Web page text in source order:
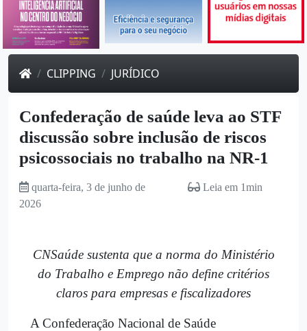
CLIPPING JURÍDICO
Confederação de saúde leva ao STF
discussão sobre inclusão de riscos
psicossociais no trabalho na NR-1
quarta-feira, 3 de junho de
2026
Leia em 1min
CNSaúde sustenta que a norma do Ministério
do Trabalho e Emprego não define critérios
claros para empresas e fiscalizadores
A Confederação Nacional de Saúde